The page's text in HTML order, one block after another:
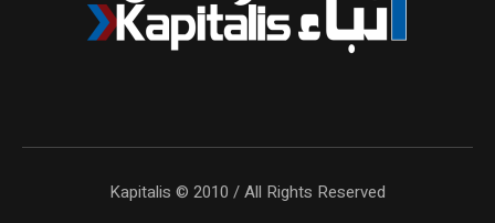
Kapitalis © 2010 / All Rights Reserved